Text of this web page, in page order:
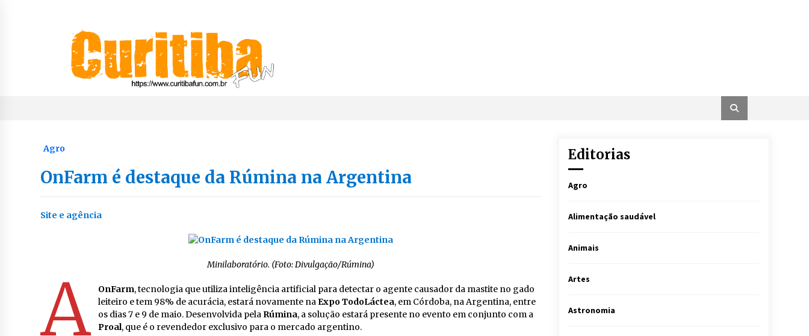
Agro
OnFarm é destaque da Rúmina na Argentina
Site e agência
Minilaboratório. (Foto: Divulgação/Rúmina)
A OnFarm, tecnologia que utiliza inteligência artificial para detectar o agente causador da mastite no gado
leiteiro e tem 98% de acurácia, estará novamente naExpo TodoLáctea, em Córdoba, na Argentina, entre
os dias 7 e 9 de maio. Desenvolvida pela Rúmina, a solução estará presente no evento em conjunto com a
Proal, que é o revendedor exclusivo para o mercado argentino.
Editorias
Agro
Alimentação saudável
Animais
Artes
Astronomia